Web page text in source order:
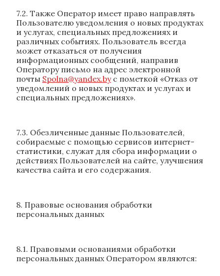
7.2. Также Оператор имеет право направлять
Пользователю уведомления о новых продуктах
и услугах, специальных предложениях и
различных событиях. Пользователь всегда
может отказаться от получения
информационных сообщений, направив
Оператору письмо на адрес электронной
почты Spolna@yandex.byс пометкой «Отказ от
уведомлений о новых продуктах и услугах и
специальных предложениях».
7.3. Обезличенные данные Пользователей,
собираемые с помощью сервисов интернет-
статистики, служат для сбора информации о
действиях Пользователей на сайте, улучшения
качества сайта и его содержания.
8. Правовые основания обработки
персональных данных
8.1. Правовыми основаниями обработки
персональных данных Оператором являются: